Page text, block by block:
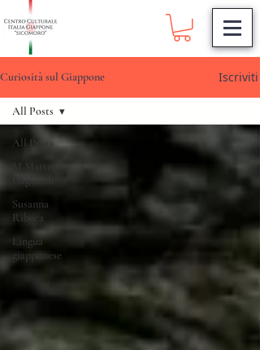
Curiosità sul Giappone Iscriviti
All Posts
M.Matteo
Gagliardi
Susanna
Ribeca
Lingua
giapponese
All Posts